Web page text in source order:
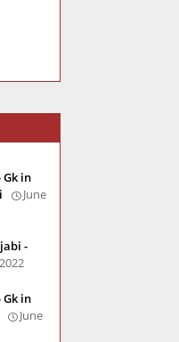
Gk in
June
-
Gk in
June